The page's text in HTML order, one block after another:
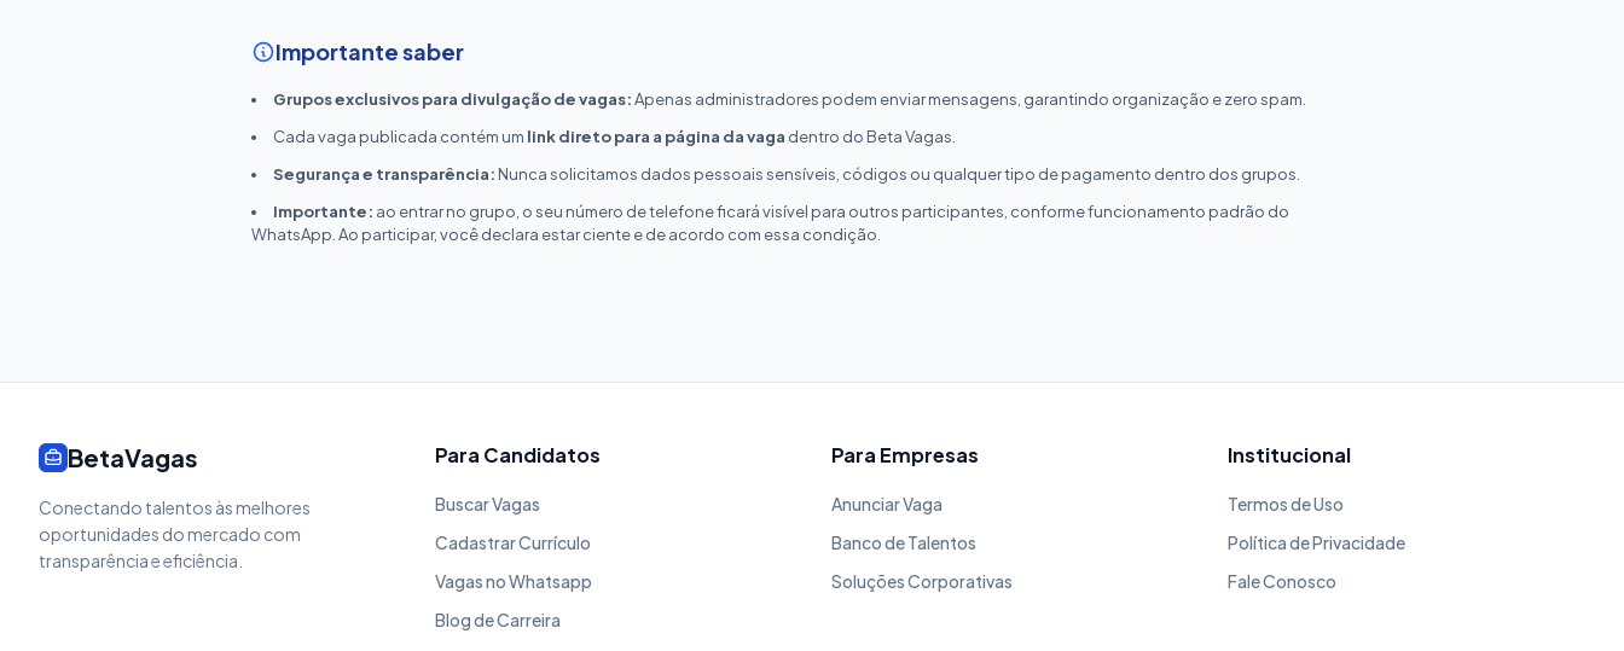
Importante saber
Grupos exclusivos para divulgação de vagas:Apenas administradores podem enviar mensagens, garantindo organização e zero spam.
Cada vaga publicada contém um link direto para a página da vaga dentro do Beta Vagas.
Segurança e transparência: Nunca solicitamos dados pessoais sensíveis, códigos ou qualquer tipo de pagamento dentro dos grupos.
Importante: ao entrar no grupo, o seu número de telefone ficará visível para outros participantes, conforme funcionamento padrão do
WhatsApp. Ao participar, você declara estar ciente e de acordo com essa condição.
BetaVagas
Conectando talentos às melhores
oportunidades do mercado com
transparência e eficiência.
Para Candidatos
Buscar Vagas
Cadastrar Currículo
Vagas no Whatsapp
Blog de Carreira
Para Empresas
Anunciar Vaga
Banco de Talentos
Soluções Corporativas
Institucional
Termos de Uso
Política de Privacidade
Fale Conosco